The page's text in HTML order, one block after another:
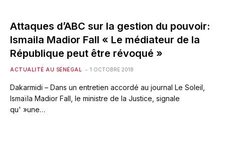
Attaques d’ABC sur la gestion du pouvoir:
Ismaila Madior Fall « Le médiateur de la
République peut être révoqué »
ACTUALITÉ AU SÉNÉGAL 1 OCTOBRE 2018
Dakarmidi – Dans un entretien accordé au journal Le Soleil,
Ismaïla Madior Fall, le ministre de la Justice, signale
qu' »une…